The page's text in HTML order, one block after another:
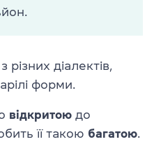
діалектів,
форми.
відкритою до
її такою багатою